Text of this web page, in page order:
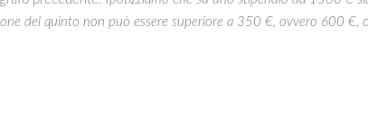
del quinto non può essere superiore a 350 €, ovvero 600 €,